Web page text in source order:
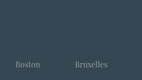
Boston Bruxelles